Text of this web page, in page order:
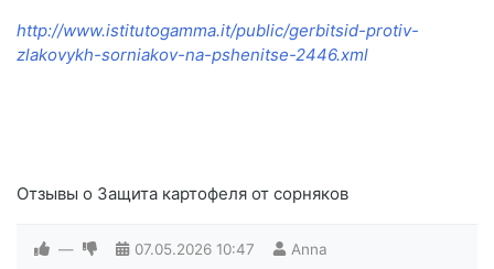
http://www.istitutogamma.it/public/gerbitsid-protiv-
zlakovykh-sorniakov-na-pshenitse-2446.xml
Отзывы о Защита картофеля от сорняков
— 07.05.2026 10:47 Anna